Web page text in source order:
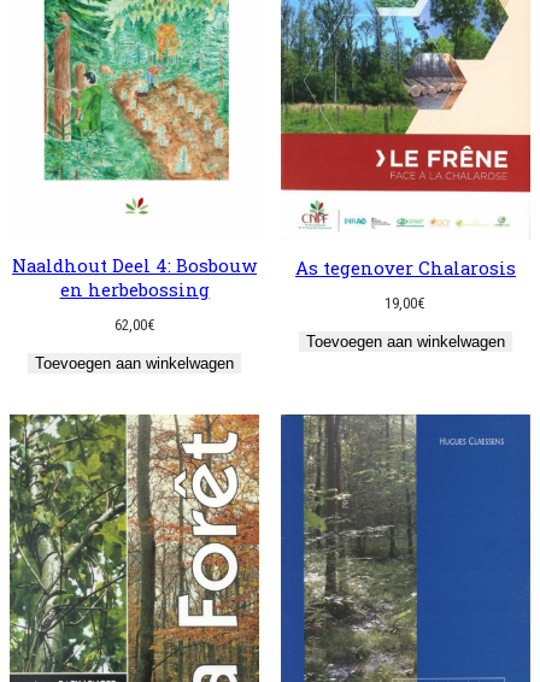
Naaldhout Deel 4: Bosbouw
en herbebossing
62,00€
Toevoegen aan winkelwagen
As tegenover Chalarosis
19,00€
Toevoegen aan winkelwagen